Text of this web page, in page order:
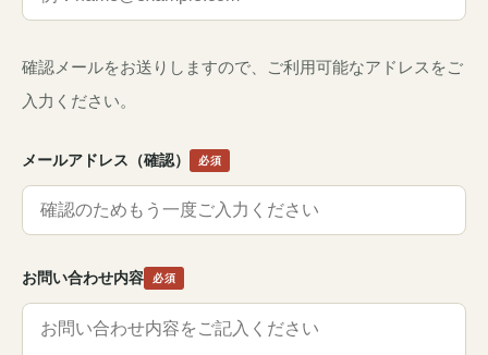
確認メールをお送りしますので、ご利用可能なアドレスをご
入力ください。
メールアドレス（確認） 必須
お問い合わせ内容 必須